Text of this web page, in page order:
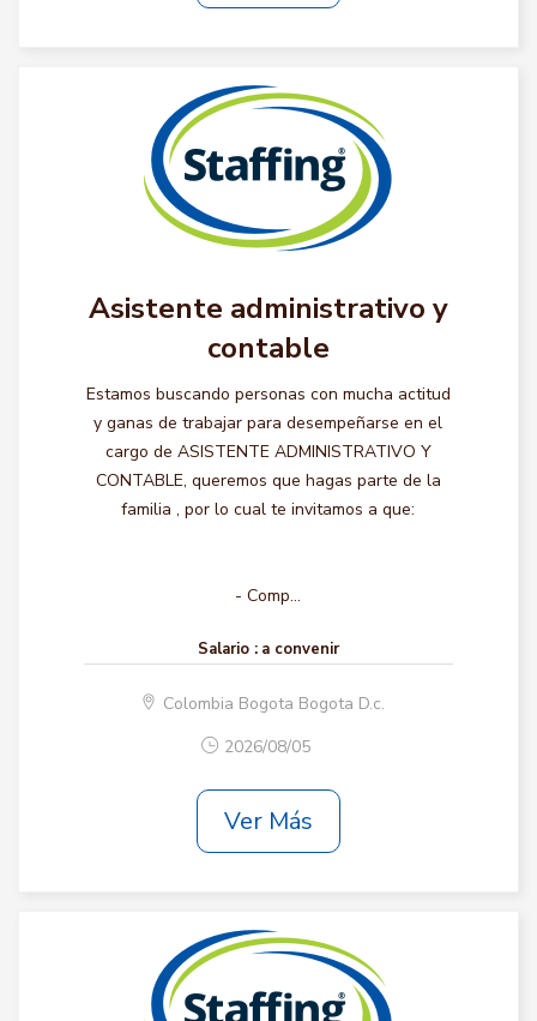
Asistente administrativo y
contable
Estamos buscando personas con mucha actitud
y ganas de trabajar para desempeñarse en el
cargo de ASISTENTE ADMINISTRATIVO Y
CONTABLE, queremos que hagas parte de la
familia , por lo cual te invitamos a que:
- Comp...
Salario : a convenir
Colombia Bogota Bogota D.c.
2026/08/05
Ver Más